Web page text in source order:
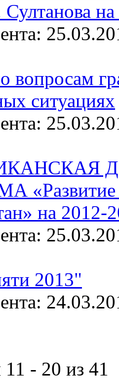
на
вопросам
ситуациях
на 2012-
2013"
- 20 из 41